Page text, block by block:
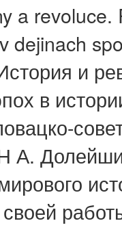
a revoluce.
dejinach
и
в
А.